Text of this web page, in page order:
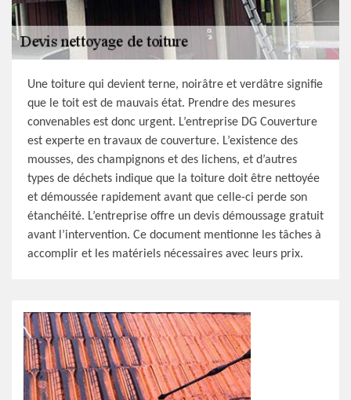
Une toiture qui devient terne, noirâtre et verdâtre signifie
que le toit est de mauvais état. Prendre des mesures
convenables est donc urgent. L’entreprise DG Couverture
est experte en travaux de couverture. L’existence des
mousses, des champignons et des lichens, et d’autres
types de déchets indique que la toiture doit être nettoyée
et démoussée rapidement avant que celle-ci perde son
étanchéité. L’entreprise offre un devis démoussage gratuit
avant l’intervention. Ce document mentionne les tâches à
accomplir et les matériels nécessaires avec leurs prix.